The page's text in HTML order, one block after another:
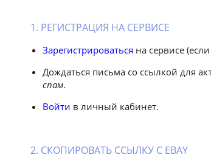
1. РЕГИСТРАЦИЯ НА СЕРВИСЕ
Зарегистрироваться на сервисе
Дождаться письма со ссылкой для
спам.
Войти в личный кабинет.
2. СКОПИРОВАТЬ ССЫЛКУ С EBAY